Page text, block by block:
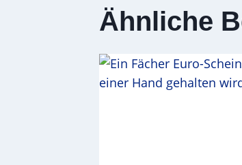
Ähnliche